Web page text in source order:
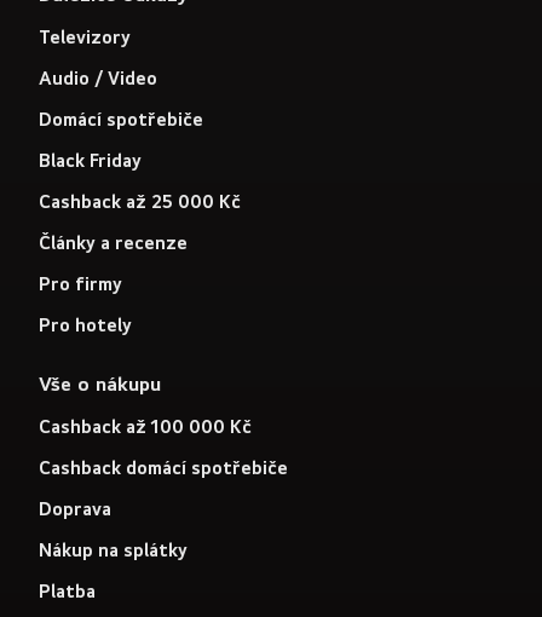
Televizory
Audio / Video
Domácí spotřebiče
Black Friday
Cashback až 25 000 Kč
Články a recenze
Pro firmy
Pro hotely
Vše o nákupu
Cashback až 100 000 Kč
Cashback domácí spotřebiče
Doprava
Nákup na splátky
Platba